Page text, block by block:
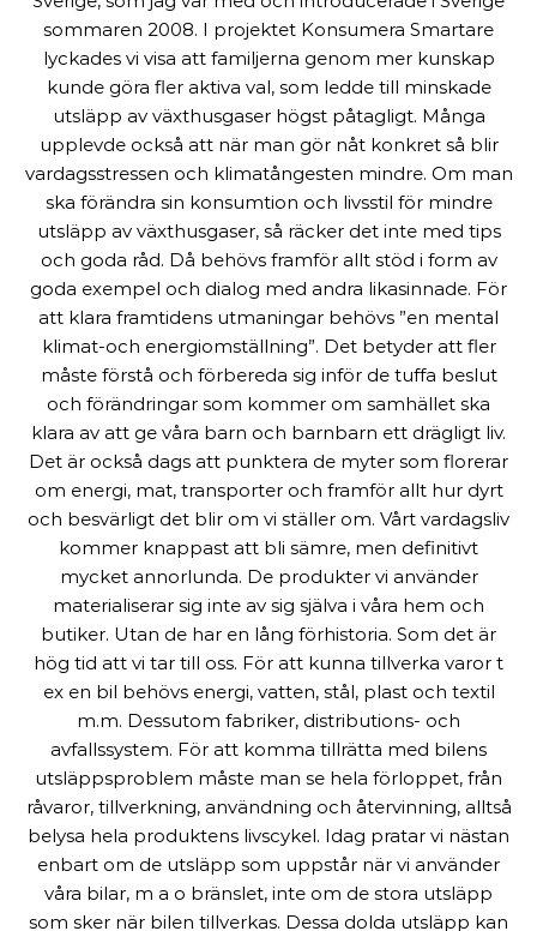
sommaren 2008. I projektet Konsumera Smartare
lyckades vi visa att familjerna genom mer kunskap
kunde göra fler aktiva val, som ledde till minskade
utsläpp av växthusgaser högst påtagligt. Många
upplevde också att när man gör nåt konkret så blir
vardagsstressen och klimatångesten mindre. Om man
ska förändra sin konsumtion och livsstil för mindre
utsläpp av växthusgaser, så räcker det inte med tips
och goda råd. Då behövs framför allt stöd i form av
goda exempel och dialog med andra likasinnade. För
att klara framtidens utmaningar behövs ”en mental
klimat-och energiomställning”. Det betyder att fler
måste förstå och förbereda sig inför de tuffa beslut
och förändringar som kommer om samhället ska
klara av att ge våra barn och barnbarn ett drägligt liv.
Det är också dags att punktera de myter som florerar
om energi, mat, transporter och framför allt hur dyrt
och besvärligt det blir om vi ställer om. Vårt vardagsliv
kommer knappast att bli sämre, men definitivt
mycket annorlunda. De produkter vi använder
materialiserar sig inte av sig själva i våra hem och
butiker. Utan de har en lång förhistoria. Som det är
hög tid att vi tar till oss. För att kunna tillverka varor t
ex en bil behövs energi, vatten, stål, plast och textil
m.m. Dessutom fabriker, distributions- och
avfallssystem. För att komma tillrätta med bilens
utsläppsproblem måste man se hela förloppet, från
råvaror, tillverkning, användning och återvinning, alltså
belysa hela produktens livscykel. Idag pratar vi nästan
enbart om de utsläpp som uppstår när vi använder
våra bilar, m a o bränslet, inte om de stora utsläpp
som sker när bilen tillverkas. Dessa dolda utsläpp kan